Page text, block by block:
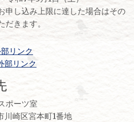
申し込み上限に達した場合はその
きます。
リンク
部リンク
ポーツ室
川崎区宮本町1番地